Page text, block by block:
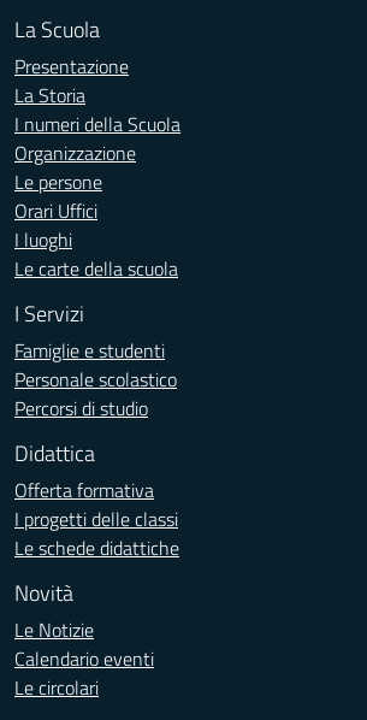
La Scuola
Presentazione
La Storia
I numeri della Scuola
Organizzazione
Le persone
Orari Uffici
I luoghi
Le carte della scuola
I Servizi
Famiglie e studenti
Personale scolastico
Percorsi di studio
Didattica
Offerta formativa
I progetti delle classi
Le schede didattiche
Novità
Le Notizie
Calendario eventi
Le circolari